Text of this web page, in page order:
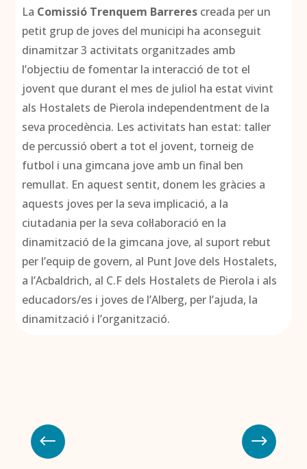
La Comissió Trenquem Barreres creada per un
petit grup de joves del municipi ha aconseguit
dinamitzar 3 activitats organitzades amb
l’objectiu de fomentar la interacció de tot el
jovent que durant el mes de juliol ha estat vivint
als Hostalets de Pierola independentment de la
seva procedència. Les activitats han estat: taller
de percussió obert a tot el jovent, torneig de
futbol i una gimcana jove amb un final ben
remullat. En aquest sentit, donem les gràcies a
aquests joves per la seva implicació, a la
ciutadania per la seva col·laboració en la
dinamització de la gimcana jove, al suport rebut
per l’equip de govern, al Punt Jove dels Hostalets,
a l’Acbaldrich, al C.F dels Hostalets de Pierola i als
educadors/es i joves de l’Alberg, per l’ajuda, la
dinamització i l’organització.